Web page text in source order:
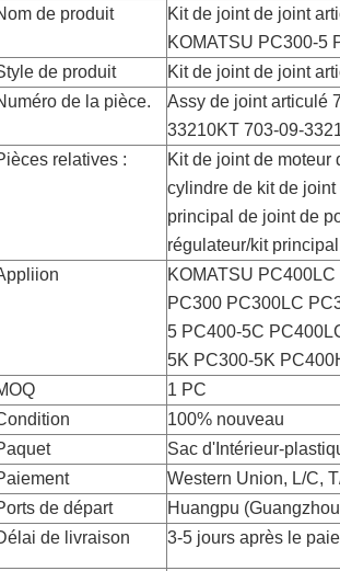
de produit
Kit de joint de joint
KOMATSU PC300-5
de produit
Kit de joint de joint
de la pièce.
Assy de joint articulé
33210KT 703-09-
relatives :
Kit de joint de moteur
cylindre de kit de
principal de joint de
régulateur/kit
KOMATSU
PC300 PC300LC
5 PC400-5C
5K PC300-5K
1 PC
100% nouveau
Sac d'Intérieur-
Western Union, L/C,
de départ
Huangpu
de livraison
3-5 jours après le